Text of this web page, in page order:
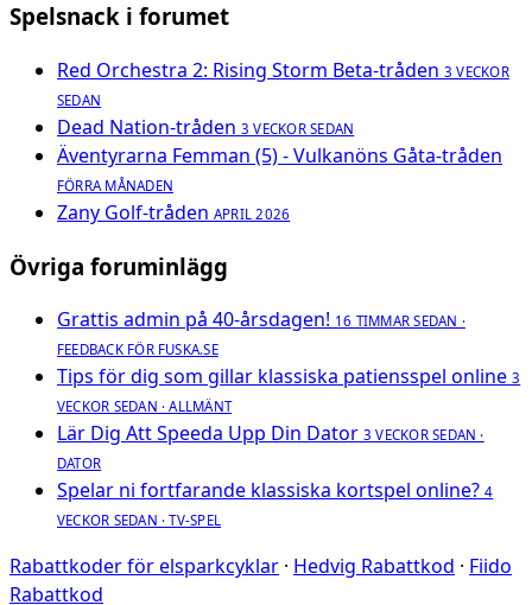
Spelsnack i forumet
Red Orchestra 2: Rising Storm Beta-tråden 3 VECKOR
SEDAN
Dead Nation-tråden 3 VECKOR SEDAN
Äventyrarna Femman (5) - Vulkanöns Gåta-tråden
FÖRRA MÅNADEN
Zany Golf-tråden APRIL 2026
Övriga foruminlägg
Grattis admin på 40-årsdagen! 16 TIMMAR SEDAN ·
FEEDBACK FÖR FUSKA.SE
Tips för dig som gillar klassiska patiensspel online 3
VECKOR SEDAN · ALLMÄNT
Lär Dig Att Speeda Upp Din Dator 3 VECKOR SEDAN ·
DATOR
Spelar ni fortfarande klassiska kortspel online? 4
VECKOR SEDAN · TV-SPEL
Rabattkoder för elsparkcyklar · Hedvig Rabattkod · Fiido
Rabattkod